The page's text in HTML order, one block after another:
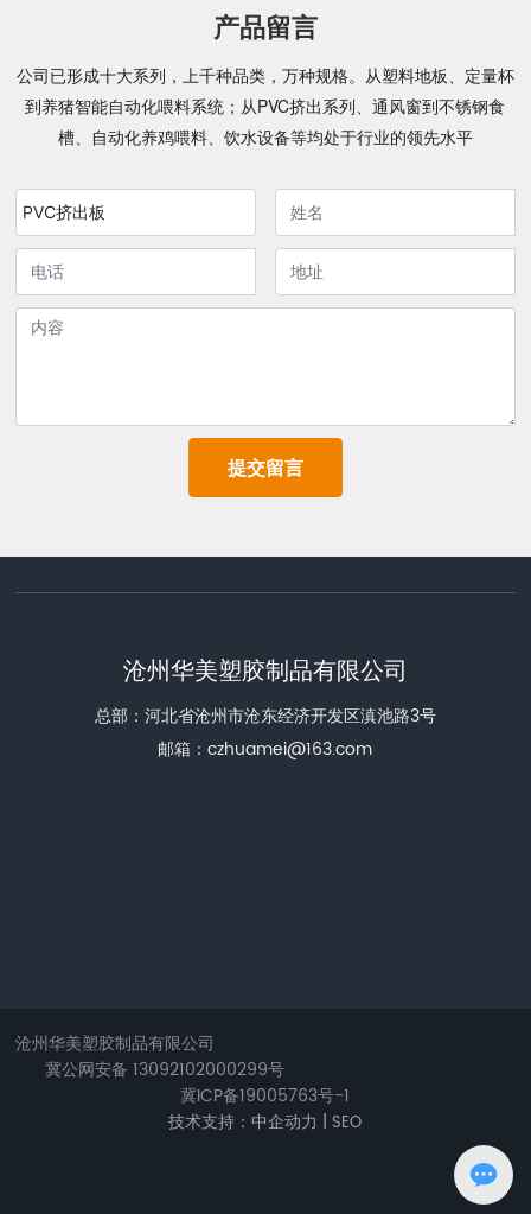
产品留言
公司已形成十大系列，上千种品类，万种规格。从塑料地板、定量杯
到养猪智能自动化喂料系统；从PVC挤出系列、通风窗到不锈钢食
槽、自动化养鸡喂料、饮水设备等均处于行业的领先水平​
PVC挤出板
提交留言
沧州华美塑胶制品有限公司
总部：河北省沧州市沧东经济开发区滇池路3号
邮箱：czhuamei@163.com
沧州华美塑胶制品有限公司
冀公网安备 13092102000299号
冀ICP备19005763号-1
技术支持：中企动力 | SEO